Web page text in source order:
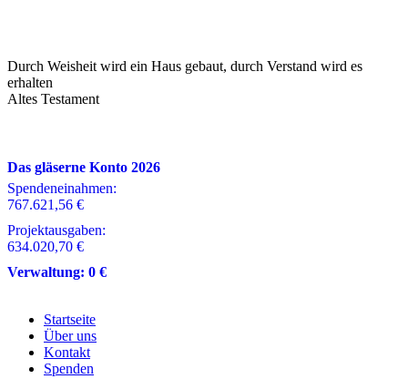
Durch Weisheit wird ein Haus gebaut, durch Verstand wird es
erhalten
Altes Testament
Das gläserne Konto 2026
Spendeneinahmen:
767.621,56 €
Projektausgaben:
634.020,70 €
Verwaltung: 0 €
Startseite
Über uns
Kontakt
Spenden